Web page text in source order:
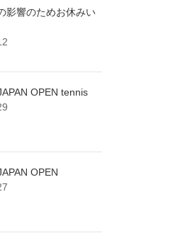
影響のためお休みい
OPEN tennis
OPEN